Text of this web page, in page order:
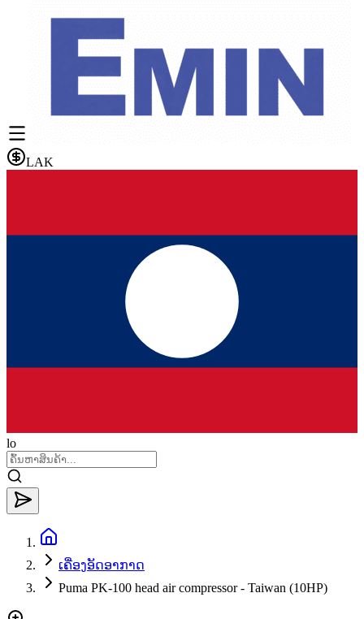
LAK
lo
ເຄື່ອງອັດອາກາດ
Puma PK-100 head air compressor - Taiwan (10HP)